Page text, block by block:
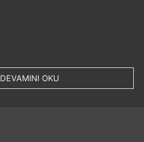
DEVAMINI OKU